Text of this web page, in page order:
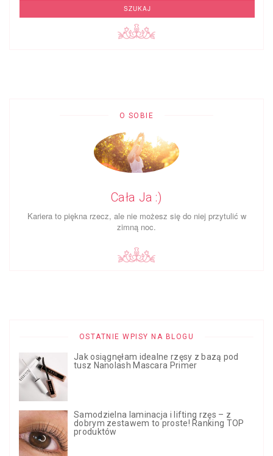
SZUKAJ
O SOBIE
Cała Ja :)
Ka­riera to piękna rzecz, ale nie możesz się do niej przy­tulić w
zimną noc.
OSTATNIE WPISY NA BLOGU
Jak osiągnęłam idealne rzęsy z bazą pod
tusz Nanolash Mascara Primer
Samodzielna laminacja i lifting rzęs – z
dobrym zestawem to proste! Ranking TOP
produktów